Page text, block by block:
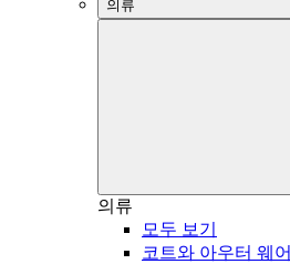
의류
의류
모두 보기
코트와 아우터 웨어